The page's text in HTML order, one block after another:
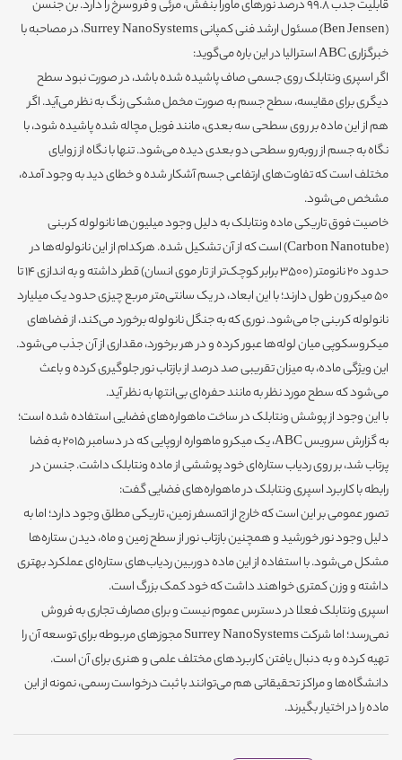
قابلیت جذب 99.8 درصد نورهای ماورا بنفش، مرئی و فروسرخ را دارد. بن جنسن
(Ben Jensen) مسئول ارشد فنی کمپانی Surrey NanoSystems، در مصاحبه با
خبرگزاری ABC استرالیا در این باره می‌گوید:
اگر اسپری ونتابلک روی جسمی صاف پاشیده شده باشد، در صورت نبود سطح
دیگری برای مقایسه، سطح جسم به صورت مخمل مشکی رنگ به نظر می‌آید. اگر
هم از این ماده بر روی سطحی سه بعدی، مانند فویل مچاله شده پاشیده شود، با
نگاه به جسم از روبه‌رو سطحی دو بعدی دیده می‌شود. تنها با نگاه از زوایای
مختلف است که تفاوت‌های ارتفاعی جسم آشکار شده و خطای دید به وجود آمده،
مشخص می‌شود.
خاصیت فوق تاریکی ماده ونتابلک به دلیل وجود میلیون‌ها نانولوله کربنی
(Carbon Nanotube) است که از آن تشکیل شده. هرکدام از این نانولوله‌ها در
حدود 20 نانومتر (3500 برابر کوچک‌تر از تار موی انسان) قطر داشته و به اندازی ۱۴ تا
۵۰ میکرون طول دارند؛ با این ابعاد، در یک سانتی‌متر مربع چیزی حدود یک میلیارد
نانولوله کربنی جا می‌شود. نوری که به جنگل نانولوله برخورد می‌کند، از فضاهای
میکروسکوپی میان لوله‌ها عبور کرده و در هر برخورد، مقداری از آن جذب می‌شود.
این ویژگی ماده، به میزان تقریبی صد درصد از بازتاب نور جلوگیری کرده و باعث
می‌شود که سطح مورد نظر به مانند حفره‌ای بی‌انتها به نظر آید.
با این وجود از پوشش ونتابلک در ساخت ماهواره‌های فضایی استفاده شده است؛
به گزارش سرویس ABC، یک میکرو ماهواره‌ اروپایی که در دسامبر ۲۰۱۵ به فضا
پرتاب شد، بر روی ردیاب ستاره‌ای خود پوششی از ماده ونتابلک داشت. جنسن در
رابطه با کاربرد اسپری ونتابلک در ماهواره‌های فضایی گفت:
تصور عمومی بر این است که خارج از اتمسفر زمین، تاریکی مطلق وجود دارد؛ اما به
دلیل وجود نور خورشید و همچنین بازتاب نور از سطح زمین و ماه، دیدن ستاره‌ها
مشکل می‌شود. با استفاده از این ماده دوربین ردیاب‌های ستاره‌ای عملکرد بهتری
داشته و وزن کمتری خواهند داشت که خود کمک بزرگ است.
اسپری ونتابلک فعلا در دسترس عموم نیست و برای مصارف تجاری به فروش
نمی‌رسد؛ اما شرکت Surrey NanoSystems مجوزهای مربوطه برای توسعه آن را
تهیه کرده و به دنبال یافتن کاربردهای مختلف علمی و هنری برای آن است.
دانشگاه‌ها و مراکز تحقیقاتی هم می‌توانند با ثبت درخواست رسمی، نمونه از این
ماده را در اختیار بگیرند.